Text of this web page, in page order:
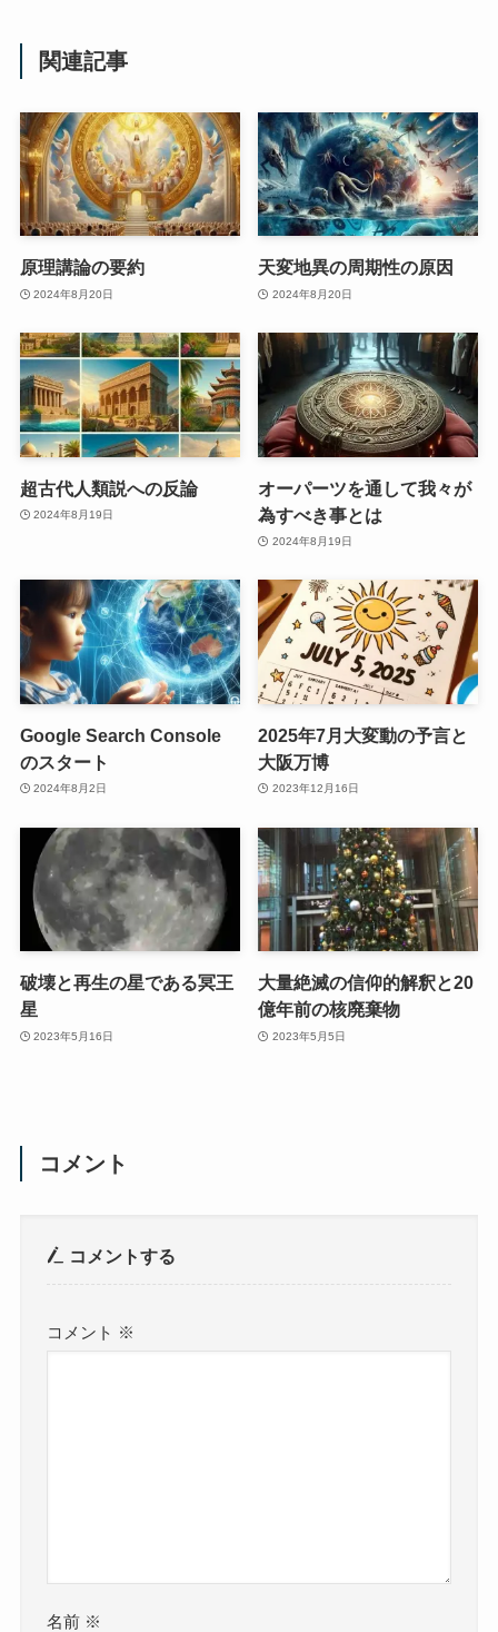
関連記事
原理講論の要約
2024年8月20日
天変地異の周期性の原因
2024年8月20日
超古代人類説への反論
2024年8月19日
オーパーツを通して我々が
為すべき事とは
2024年8月19日
Google Search Console
のスタート
2024年8月2日
2025年7月大変動の予言と
大阪万博
2023年12月16日
破壊と再生の星である冥王
星
2023年5月16日
大量絶滅の信仰的解釈と20
億年前の核廃棄物
2023年5月5日
コメント
コメントする
コメント ※
名前 ※